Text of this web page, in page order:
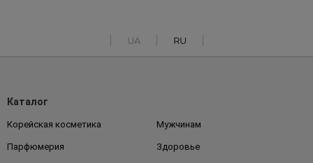
UA RU
Каталог
Корейская косметика Мужчинам
Парфюмерия Здоровье